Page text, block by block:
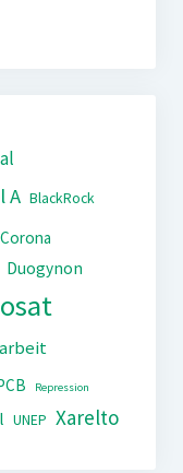
A BlackRock
Corona
Duogynon
Repression
UNEP Xarelto